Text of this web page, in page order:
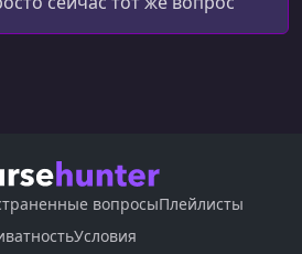
вопросыПлейлисты
Условия